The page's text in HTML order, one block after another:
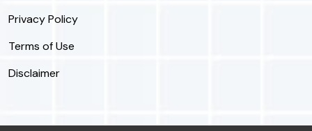
Privacy Policy
Terms of Use
Disclaimer